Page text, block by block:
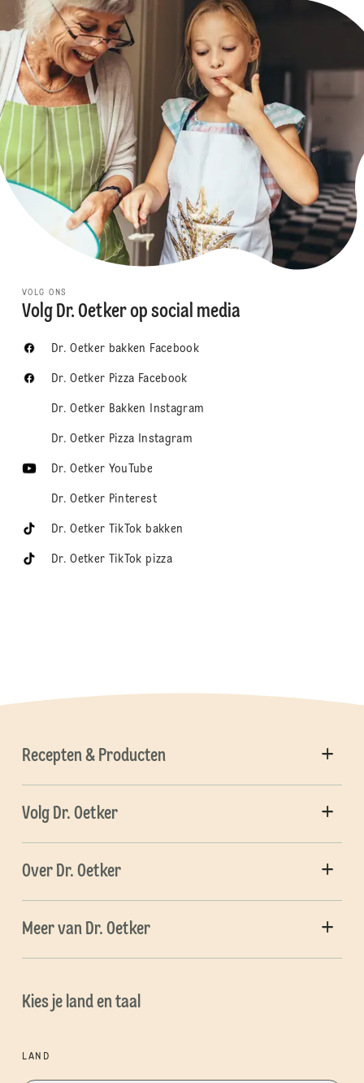
VOLG ONS
Volg Dr. Oetker op social media
Dr. Oetker bakken Facebook
Dr. Oetker Pizza Facebook
Dr. Oetker Bakken Instagram
Dr. Oetker Pizza Instagram
Dr. Oetker YouTube
Dr. Oetker Pinterest
Dr. Oetker TikTok bakken
Dr. Oetker TikTok pizza
Recepten & Producten
Volg Dr. Oetker
Over Dr. Oetker
Meer van Dr. Oetker
Kies je land en taal
LAND